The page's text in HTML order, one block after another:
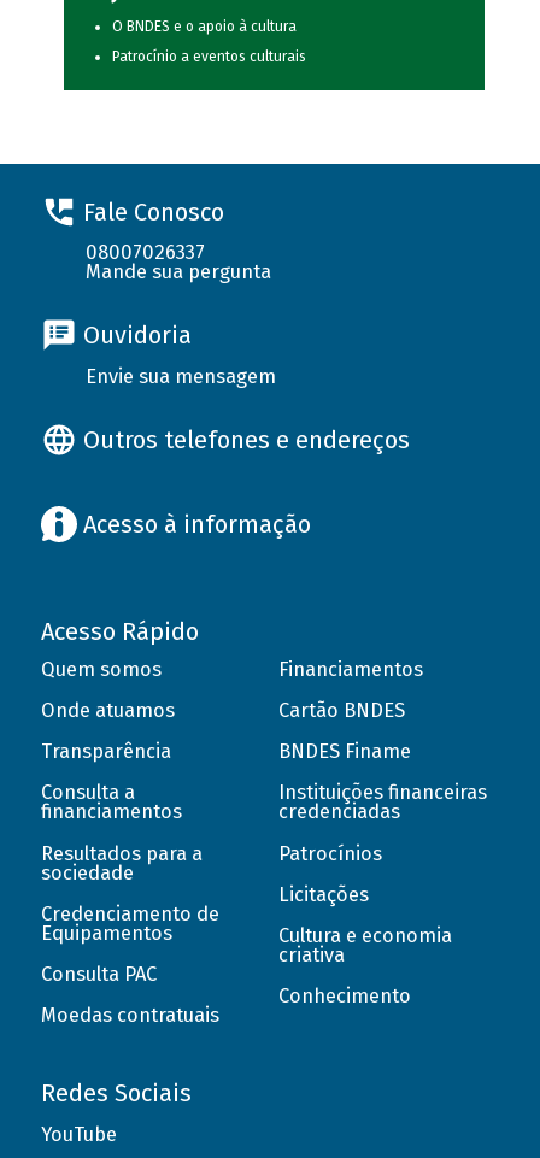
O BNDES e o apoio à cultura
Patrocínio a eventos culturais
Fale Conosco
08007026337
Mande sua pergunta
Ouvidoria
Envie sua mensagem
Outros telefones e endereços
Acesso à informação
Acesso Rápido
Quem somos
Onde atuamos
Transparência
Consulta a
financiamentos
Resultados para a
sociedade
Credenciamento de
Equipamentos
Consulta PAC
Moedas contratuais
Financiamentos
Cartão BNDES
BNDES Finame
Instituições financeiras
credenciadas
Patrocínios
Licitações
Cultura e economia
criativa
Conhecimento
Redes Sociais
YouTube